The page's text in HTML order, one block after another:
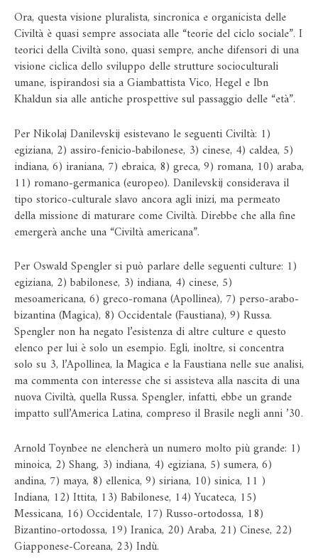
Ora, questa visione pluralista, sincronica e organicista delle
Civiltà è quasi sempre associata alle “teorie del ciclo sociale”. I
teorici della Civiltà sono, quasi sempre, anche difensori di una
visione ciclica dello sviluppo delle strutture socioculturali
umane, ispirandosi sia a Giambattista Vico, Hegel e Ibn
Khaldun sia alle antiche prospettive sul passaggio delle “età”.
Per Nikolaj Danilevskij esistevano le seguenti Civiltà: 1)
egiziana, 2) assiro-fenicio-babilonese, 3) cinese, 4) caldea, 5)
indiana, 6) iraniana, 7) ebraica, 8) greca, 9) romana, 10) araba,
11) romano-germanica (europeo). Danilevskij considerava il
tipo storico-culturale slavo ancora agli inizi, ma permeato
della missione di maturare come Civiltà. Direbbe che alla fine
emergerà anche una “Civiltà americana”.
Per Oswald Spengler si può parlare delle seguenti culture: 1)
egiziana, 2) babilonese, 3) indiana, 4) cinese, 5)
mesoamericana, 6) greco-romana (Apollinea), 7) perso-arabo-
bizantina (Magica), 8) Occidentale (Faustiana), 9) Russa.
Spengler non ha negato l’esistenza di altre culture e questo
elenco per lui è solo un esempio. Egli, inoltre, si concentra
solo su 3, l’Apollinea, la Magica e la Faustiana nelle sue analisi,
ma commenta con interesse che si assisteva alla nascita di una
nuova Civiltà, quella Russa. Spengler, infatti, ebbe un grande
impatto sull’America Latina, compreso il Brasile negli anni ’30.
Arnold Toynbee ne elencherà un numero molto più grande: 1)
minoica, 2) Shang, 3) indiana, 4) egiziana, 5) sumera, 6)
andina, 7) maya, 8) ellenica, 9) siriana, 10) sinica, 11 )
Indiana, 12) Ittita, 13) Babilonese, 14) Yucateca, 15)
Messicana, 16) Occidentale, 17) Russo-ortodossa, 18)
Bizantino-ortodossa, 19) Iranica, 20) Araba, 21) Cinese, 22)
Giapponese-Coreana, 23) Indù.